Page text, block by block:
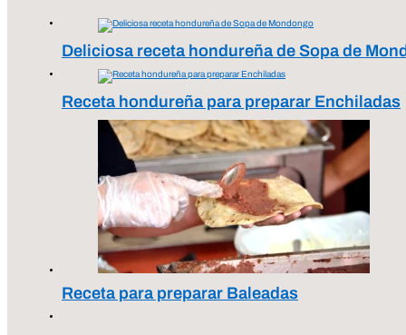
Deliciosa receta hondureña de Sopa de
Receta hondureña para preparar Enchiladas
Receta para preparar Baleadas